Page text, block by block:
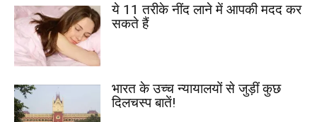
ये 11 तरीके नींद लाने में आपकी मदद कर
सकते हैं
भारत के उच्च न्यायालयों से जुड़ीं कुछ
दिलचस्प बातें!